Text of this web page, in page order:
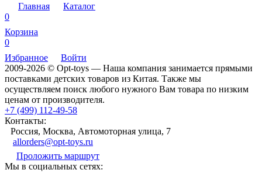
Главная
Каталог
0
Корзина
0
Избранное
Войти
2009-2026 © Opt-toys — Наша компания занимается прямыми
поставками детских товаров из Китая. Также мы
осуществляем поиск любого нужного Вам товара по низким
ценам от производителя.
+7 (499) 112-49-58
Контакты:
Россия, Москва, Автомоторная улица, 7
allorders@opt-toys.ru
Проложить маршрут
Мы в социальных сетях: